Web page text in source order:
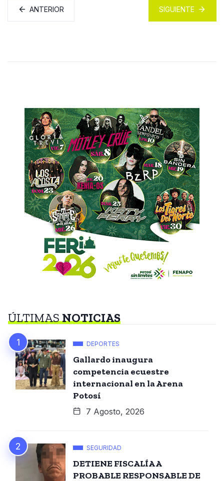
ANTERIOR SIGUIENTE
ÚLTIMASNOTICIAS
DEPORTES
Gallardo inaugura
competencia ecuestre
internacional en la Arena
Potosí
7 Agosto, 2026
SEGURIDAD
DETIENE FISCALÍA A
PROBABLE RESPONSABLE DE